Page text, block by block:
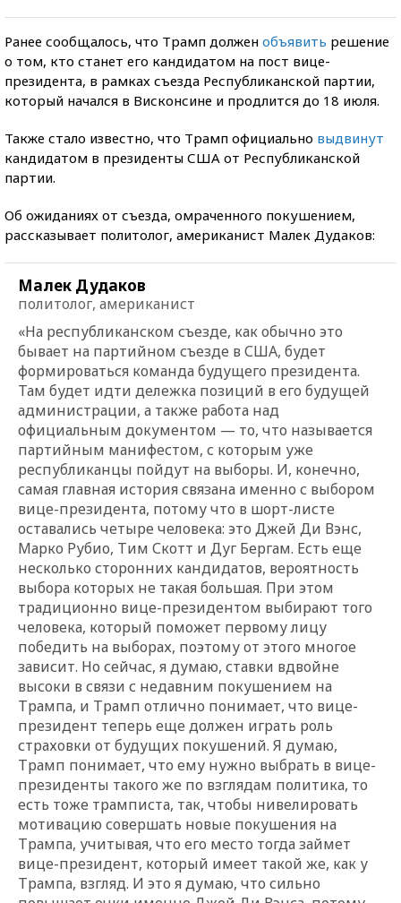
Ранее сообщалось, что Трамп должен объявить решение
о том, кто станет его кандидатом на пост вице-
президента, в рамках съезда Республиканской партии,
который начался в Висконсине и продлится до 18 июля.
Также стало известно, что Трамп официально выдвинут
кандидатом в президенты США от Республиканской
партии.
Об ожиданиях от съезда, омраченного покушением,
рассказывает политолог, американист Малек Дудаков:
Малек Дудаков
политолог, американист
«На республиканском съезде, как обычно это
бывает на партийном съезде в США, будет
формироваться команда будущего президента.
Там будет идти дележка позиций в его будущей
администрации, а также работа над
официальным документом — то, что называется
партийным манифестом, с которым уже
республиканцы пойдут на выборы. И, конечно,
самая главная история связана именно с выбором
вице-президента, потому что в шорт-листе
оставались четыре человека: это Джей Ди Вэнс,
Марко Рубио, Тим Скотт и Дуг Бергам. Есть еще
несколько сторонних кандидатов, вероятность
выбора которых не такая большая. При этом
традиционно вице-президентом выбирают того
человека, который поможет первому лицу
победить на выборах, поэтому от этого многое
зависит. Но сейчас, я думаю, ставки вдвойне
высоки в связи с недавним покушением на
Трампа, и Трамп отлично понимает, что вице-
президент теперь еще должен играть роль
страховки от будущих покушений. Я думаю,
Трамп понимает, что ему нужно выбрать в вице-
президенты такого же по взглядам политика, то
есть тоже трамписта, так, чтобы нивелировать
мотивацию совершать новые покушения на
Трампа, учитывая, что его место тогда займет
вице-президент, который имеет такой же, как у
Трампа, взгляд. И это я думаю, что сильно